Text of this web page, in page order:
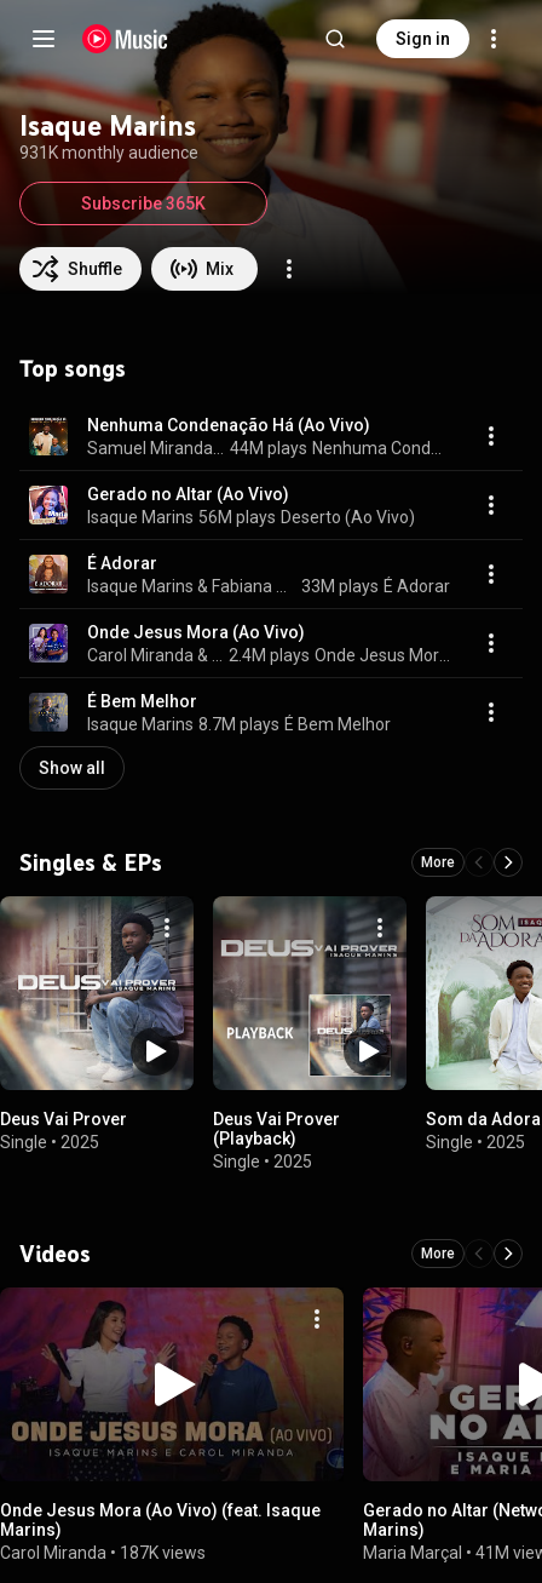
Sign in
Isaque Marins
931K monthly audience
Shuffle Mix
Subscribe 365K
Top songs
Nenhuma Condenação Há (Ao Vivo)
44M plays
Gerado no Altar (Ao Vivo)
Isaque Marins 56M plays Deserto (Ao Vivo)
É Adorar
33M plays É Adorar
Onde Jesus Mora (Ao Vivo)
2.4M plays Onde Jesus Mora (Ao Vivo)
É Bem Melhor
Isaque Marins 8.7M plays É Bem Melhor
Show all
Singles & EPs More
Deus Vai Prover
Single • 2025
Deus Vai Prover
(Playback)
Single • 2025
Som da
Single • 2025
Videos More
Onde Jesus Mora (Ao Vivo) (feat. Isaque
Marins)
Carol Miranda • 187K views
Gerado no Altar
Marins)
Maria Marçal •41M